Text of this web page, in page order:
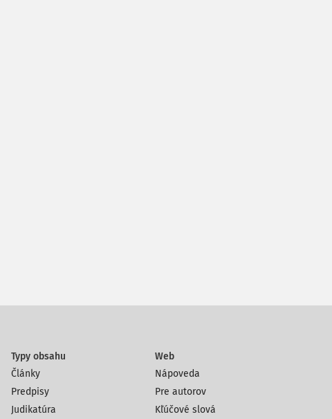
Typy obsahu
Články
Predpisy
Judikatúra
Web
Nápoveda
Pre autorov
Kľúčové slová